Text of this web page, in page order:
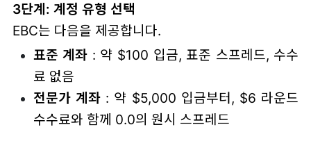
3단계: 계정 유형 선택
EBC는 다음을 제공합니다.
표준 계좌 : 약 $100 입금, 표준 스프레드, 수수
료 없음
전문가 계좌 : 약 $5,000 입금부터, $6 라운드
수수료와 함께 0.0의 원시 스프레드